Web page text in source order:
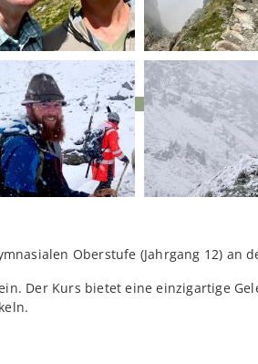
Oberstufe (Jahrgang 12) an
Der Kurs bietet eine einzigartige